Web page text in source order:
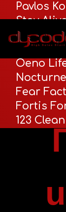
Pavlos
Stay
Seance
Oeno
Nocturne
Fear
Fortis
123 Clean